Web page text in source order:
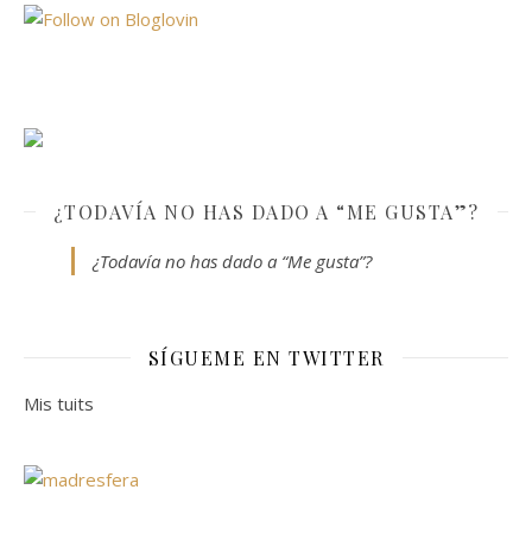
¿TODAVÍA NO HAS DADO A “ME GUSTA”?
¿Todavía no has dado a “Me gusta”?
SÍGUEME EN TWITTER
Mis tuits